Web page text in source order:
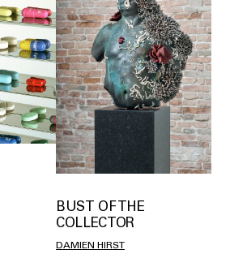
BUST OF THE
COLLECTOR
DAMIEN HIRST